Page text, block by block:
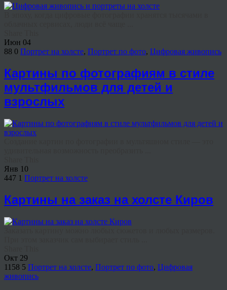
Июн 04
88 0 Портрет на холсте, Портрет по фото, Цифровая живопись
Картины по фотографиям в стиле
мультфильмов для детей и
взрослых
Янв 10
447 1 Портрет на холсте
Картины на заказ на холсте Киров
Окт 29
1158 5 Портрет на холсте, Портрет по фото, Цифровая
живопись